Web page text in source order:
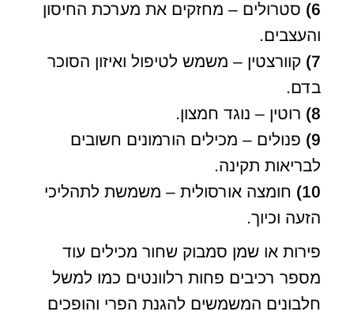
6) סטרולים – מחזקים את מערכת החיסון
והעצבים.
7) קוורצטין – משמש לטיפול ואיזון הסוכר
בדם.
8) רוטין – נוגד חמצון.
9) פנולים – מכילים הורמונים חשובים
לבריאות תקינה.
10)
חומצה אורסולית – משמשת לתהליכי
הזעה וכיוך.
פירות או שמן סמבוק שחור מכילים עוד
מספר רכיבים פחות רלוונטים כמו למשל
חלבונים המשמשים להגנת הפרי והופכים